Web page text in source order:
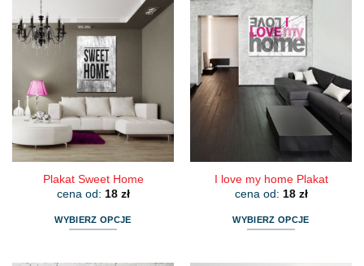
wiele
wariantów.
Opcje
można
wybrać
na
stronie
produktu
ma
wiele
wariantów.
Opcje
można
wybrać
na
stronie
Plakat Sweet Home
cena od: 18 zł
WYBIERZ OPCJE
I love my home Plakat
cena od: 18 zł
WYBIERZ OPCJE